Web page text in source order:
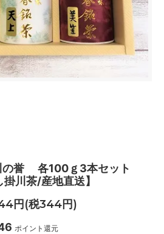
の誉 各100ｇ3本セット
掛川茶/産地直送】
円(税344円)
ポイント還元